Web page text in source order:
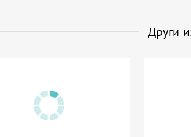
Други